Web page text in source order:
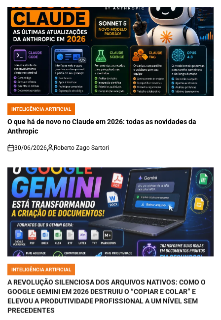
POSTED
IN
INTELIGÊNCIA ARTIFICIAL
O que há de novo no Claude em 2026: todas as novidades da
Anthropic
on
30/06/2026 Roberto Zago Sartori
POSTED
IN
INTELIGÊNCIA ARTIFICIAL
A REVOLUÇÃO SILENCIOSA DOS ARQUIVOS NATIVOS: COMO O
GOOGLE GEMINI EM 2026 DESTRUIU O “COPIAR E COLAR” E
ELEVOU A PRODUTIVIDADE PROFISSIONAL A UM NÍVEL SEM
PRECEDENTES